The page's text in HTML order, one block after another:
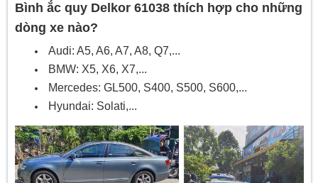
Bình ắc quy Delkor 61038 thích hợp cho những
dòng xe nào?
Audi: A5, A6, A7, A8, Q7,...
BMW: X5, X6, X7,...
Mercedes: GL500, S400, S500, S600,...
Hyundai: Solati,...